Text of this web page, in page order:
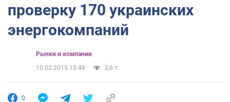
проверку 170 украинских
энергокомпаний
Рынки и компании
10.02.2015 15:49
2,6 т.
0